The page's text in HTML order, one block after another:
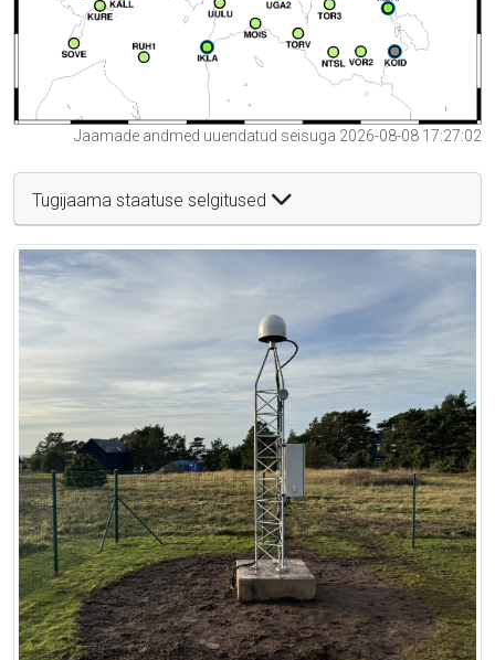
Jaamade andmed uuendatud seisuga 2026-08-08 17:27:02
Tugijaama staatuse selgitused